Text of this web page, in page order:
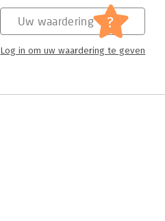
Uw waardering ?
Log in om uw waardering te geven